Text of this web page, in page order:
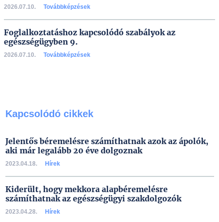
2026.07.10. Továbbképzések
Foglalkoztatáshoz kapcsolódó szabályok az
egészségügyben 9.
2026.07.10. Továbbképzések
Kapcsolódó cikkek
Jelentős béremelésre számíthatnak azok az ápolók,
aki már legalább 20 éve dolgoznak
2023.04.18. Hírek
Kiderült, hogy mekkora alapbéremelésre
számíthatnak az egészségügyi szakdolgozók
2023.04.28. Hírek